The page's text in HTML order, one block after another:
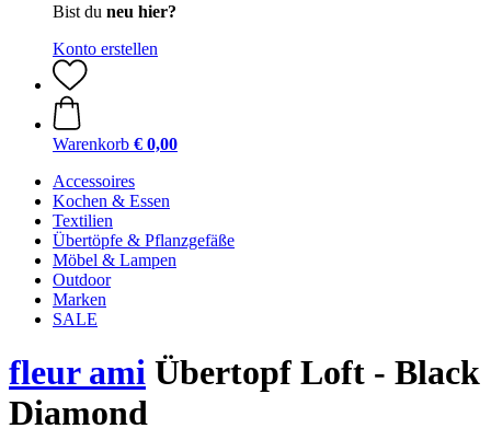
Bist du neu hier?
Konto erstellen
Warenkorb € 0,00
Accessoires
Kochen & Essen
Textilien
Übertöpfe & Pflanzgefäße
Möbel & Lampen
Outdoor
Marken
SALE
fleur ami Übertopf Loft - Black
Diamond